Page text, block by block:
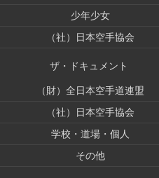
少年少女
（社）日本空手協会
ザ・ドキュメント
（財）全日本空手道連盟
（社）日本空手協会
学校・道場・個人
その他